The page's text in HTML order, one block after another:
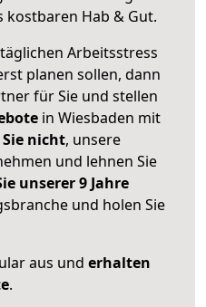
kostbaren Hab & Gut.
Arbeitsstress
planen sollen, dann
für Sie und stellen
in Wiesbaden mit
nicht, unsere
und lehnen Sie
unserer 9 Jahre
und holen Sie
aus und erhalten
.